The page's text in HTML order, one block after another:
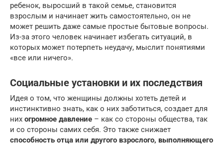
ребенок, выросший в такой семье, становится
взрослым и начинает жить самостоятельно, он не
может решить даже самые простые бытовые вопросы.
Из-за этого человек начинает избегать ситуаций, в
которых может потерпеть неудачу, мыслит понятиями
«все или ничего».
Социальные установки и их последствия
Идея о том, что женщины должны хотеть детей и
инстинктивно знать, как о них заботиться, создает для
них огромное давление – как со стороны общества, так
и со стороны самих себя. Это также снижает
способность отца или другого взрослого, выполняющего